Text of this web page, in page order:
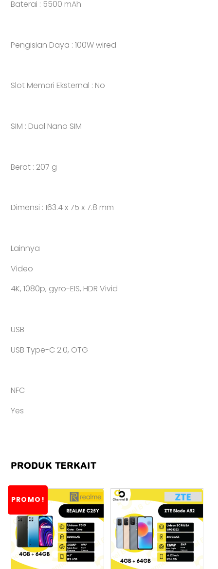
Baterai : 5500 mAh
Pengisian Daya : 100W wired
Slot Memori Eksternal : No
SIM : Dual Nano SIM
Berat : 207 g
Dimensi : 163.4 x 75 x 7.8 mm
Lainnya
Video
4K, 1080p, gyro-EIS, HDR Vivid
USB
USB Type-C 2.0, OTG
NFC
Yes
PRODUK TERKAIT
PROMO!